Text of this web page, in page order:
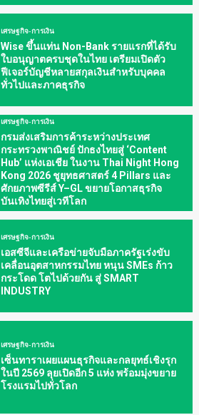
เศรษฐกิจ-การเงิน
Wise ขึ้นแท่น Non-Bank รายแรกที่ได้รับ
ใบอนุญาตครบชุดในไทย เตรียมเปิดตัว
ฟีเจอร์บัญชีหลายสกุลเงินสำหรับบุคคล
ทั่วไปและภาคธุรกิจ
เศรษฐกิจ-การเงิน
กรมส่งเสริมการค้าระหว่างประเทศ
กระทรวงพาณิชย์ ปักธงไทยสู่ ‘Content
Hub’ แห่งเอเชีย ในงาน Thai Night Hong
Kong 2026 ชูยุทธศาสตร์ 4 Pillars และ
ศักยภาพซีรีส์ Y–GL ขยายโอกาสธุรกิจ
บันเทิงไทยสู่เวทีโลก
เศรษฐกิจ-การเงิน
เอสซีจีและเครือข่ายจับมือภาครัฐเร่งขับ
เคลื่อนอุตสาหกรรมไทย หนุน SMEs ก้าว
กระโดด โตไปด้วยกัน สู่ SMART
INDUSTRY
เศรษฐกิจ-การเงิน
เซ็นทาราเผยแผนธุรกิจและกลยุทธ์เชิงรุก
ในปี 2569 ลุยเปิดอีก 5 แห่ง พร้อมมุ่งขยาย
โรงแรมไปทั่วโลก